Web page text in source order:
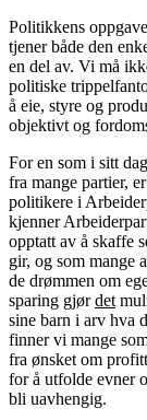
Politikkens
tjener både den
en del av. Vi må
politiske
å eie, styre og
objektivt og
For en som i sitt
fra mange partier,
politikere i
kjenner
opptatt av å skaffe
gir, og som mange
de drømmen om
sparing gjørdet
sine barn i arv hva
finner vi mange
fra ønsket om
for å utfolde evner
bli uavhengig.